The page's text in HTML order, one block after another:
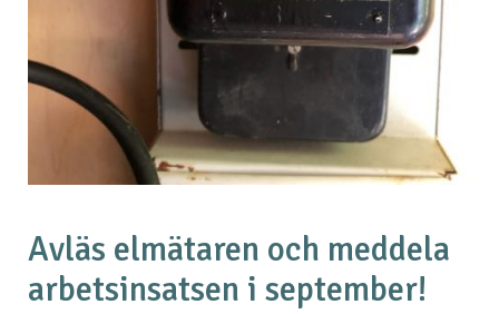
Avläs elmätaren och meddela
arbetsinsatsen i september!